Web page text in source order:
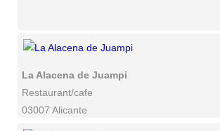
La Alacena de Juampi
Restaurant/cafe
03007 Alicante